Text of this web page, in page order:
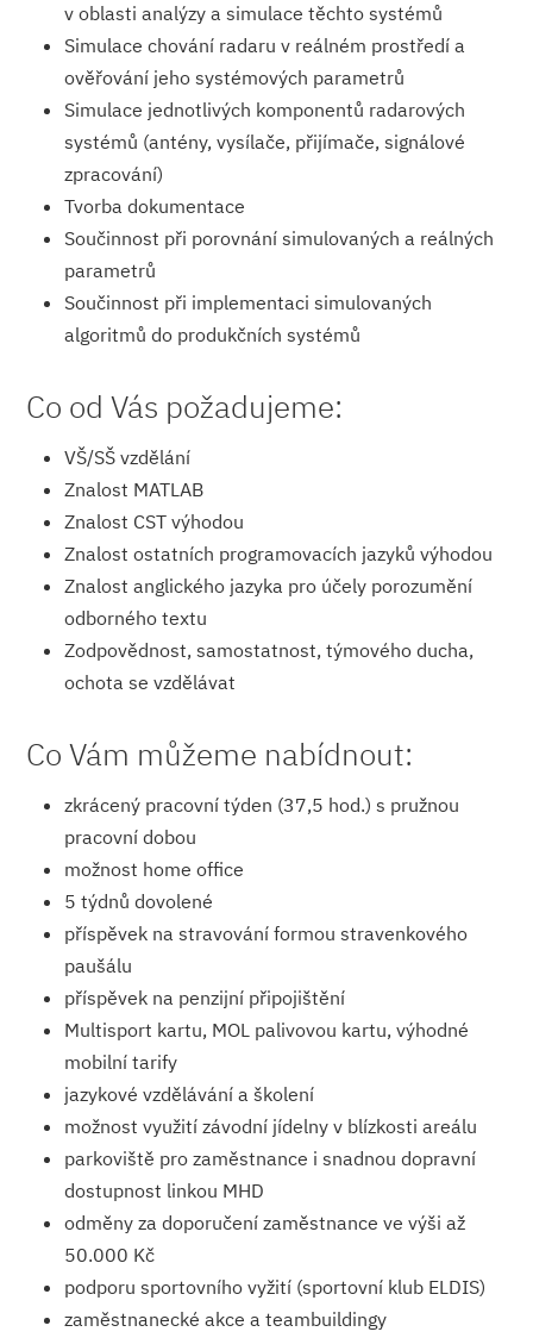
v oblasti analýzy a simulace těchto systémů
Simulace chování radaru v reálném prostředí a
ověřování jeho systémových parametrů
Simulace jednotlivých komponentů radarových
systémů (antény, vysílače, přijímače, signálové
zpracování)
Tvorba dokumentace
Součinnost při porovnání simulovaných a reálných
parametrů
Součinnost při implementaci simulovaných
algoritmů do produkčních systémů
Co od Vás požadujeme:
VŠ/SŠ vzdělání
Znalost MATLAB
Znalost CST výhodou
Znalost ostatních programovacích jazyků výhodou
Znalost anglického jazyka pro účely porozumění
odborného textu
Zodpovědnost, samostatnost, týmového ducha,
ochota se vzdělávat
Co Vám můžeme nabídnout:
zkrácený pracovní týden (37,5 hod.) s pružnou
pracovní dobou
možnost home office
5 týdnů dovolené
příspěvek na stravování formou stravenkového
paušálu
příspěvek na penzijní připojištění
Multisport kartu, MOL palivovou kartu, výhodné
mobilní tarify
jazykové vzdělávání a školení
možnost využití závodní jídelny v blízkosti areálu
parkoviště pro zaměstnance i snadnou dopravní
dostupnost linkou MHD
odměny za doporučení zaměstnance ve výši až
50.000 Kč
podporu sportovního vyžití (sportovní klub ELDIS)
zaměstnanecké akce a teambuildingy